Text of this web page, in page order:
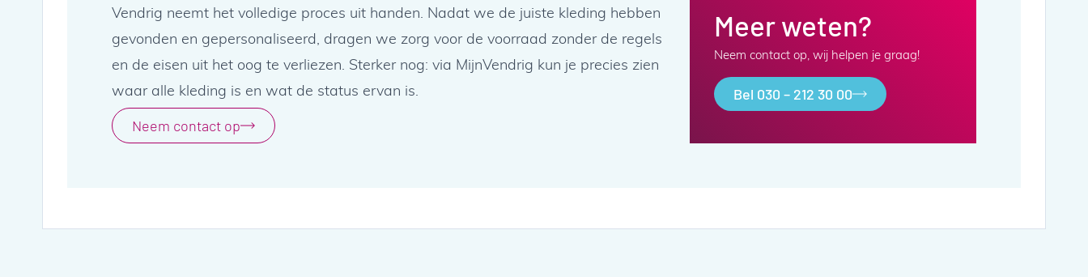
Vendrig neemt het volledige proces uit handen. Nadat we de juiste kleding hebben
gevonden en gepersonaliseerd, dragen we zorg voor de voorraad zonder de regels
en de eisen uit het oog te verliezen. Sterker nog: via MijnVendrig kun je precies zien
waar alle kleding is en wat de status ervan is.
Neem contact op
Meer weten?
Neem contact op, wij helpen je graag!
Bel 030 – 212 30 00